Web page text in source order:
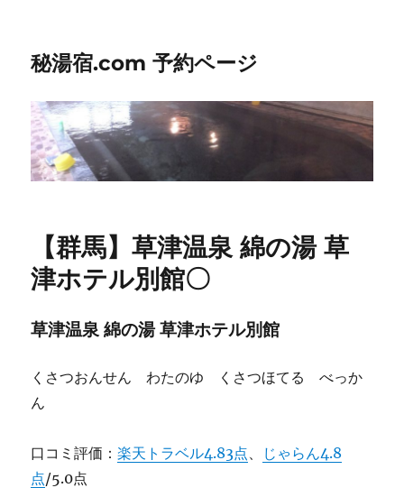
秘湯宿.com 予約ページ
【群馬】草津温泉 綿の湯 草
津ホテル別館〇
草津温泉 綿の湯 草津ホテル別館
くさつおんせん わたのゆ くさつほてる べっか
ん
口コミ評価：楽天トラベル4.83点
じゃらん4.8
点/5.0点